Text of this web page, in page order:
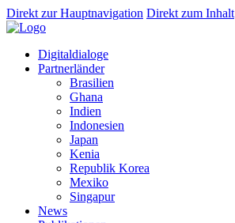
Direkt zur Hauptnavigation Direkt zum Inhalt
Digitaldialoge
Partnerländer
Brasilien
Ghana
Indien
Indonesien
Japan
Kenia
Republik Korea
Mexiko
Singapur
News